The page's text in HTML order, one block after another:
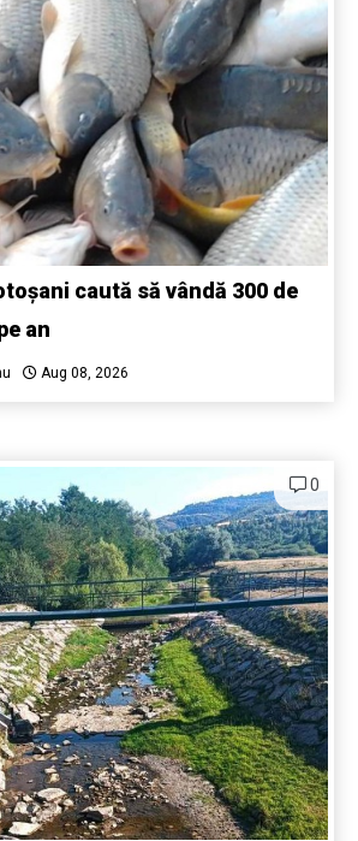
caută să vândă 300 de
an
Aug 08, 2026
0